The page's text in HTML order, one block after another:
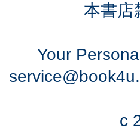
本書店
Your
c